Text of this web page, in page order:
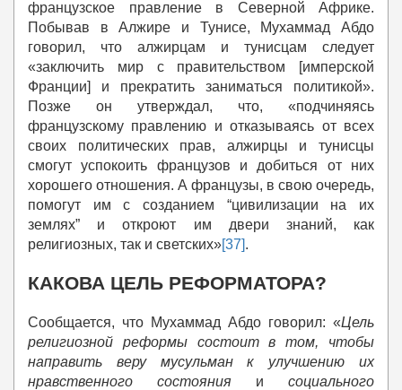
французское правление в Северной Африке.
Побывав в Алжире и Тунисе, Мухаммад Абдо
говорил, что алжирцам и тунисцам следует
«заключить мир с правительством [имперской
Франции] и прекратить заниматься политикой».
Позже он утверждал, что, «подчиняясь
французскому правлению и отказываясь от всех
своих политических прав, алжирцы и тунисцы
смогут успокоить французов и добиться от них
хорошего отношения. А французы, в свою очередь,
помогут им с созданием “цивилизации на их
землях” и откроют им двери знаний, как
религиозных, так и светских»[37].
КАКОВА ЦЕЛЬ РЕФОРМАТОРА?
Сообщается, что Мухаммад Абдо говорил: «Цель
религиозной реформы состоит в том, чтобы
направить веру мусульман к улучшению их
нравственного состояния и социального